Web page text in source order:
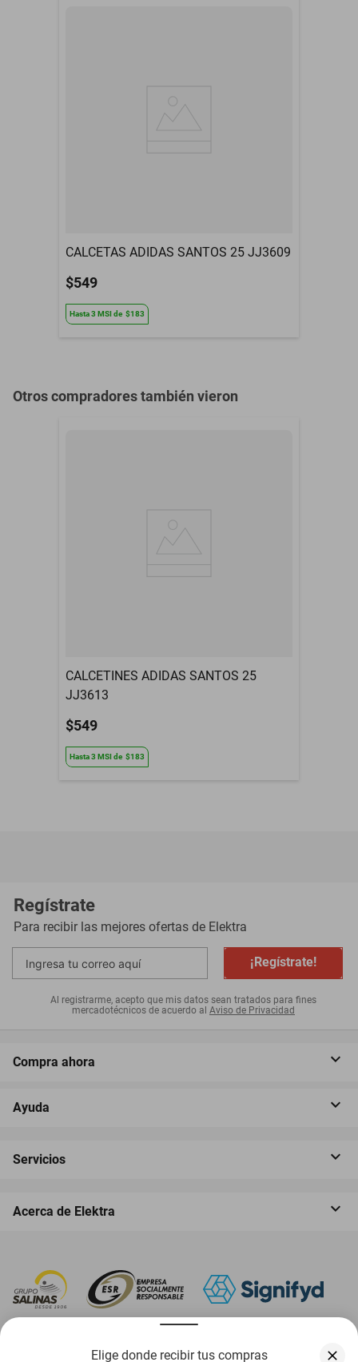
Elige donde recibir tus compras
CALCETAS ADIDAS SANTOS 25 JJ3609
$549
Hasta3 MSIde $183
Otros compradores también vieron
CALCETINES ADIDAS SANTOS 25
JJ3613
$549
Hasta3 MSIde $183
Regístrate
Para recibir las mejores ofertas de Elektra
¡Regístrate!
Al registrarme, acepto que mis datos sean tratados para fines
mercadotécnicos de acuerdo al Aviso de Privacidad
Compra ahora
Ayuda
Servicios
Acerca de Elektra